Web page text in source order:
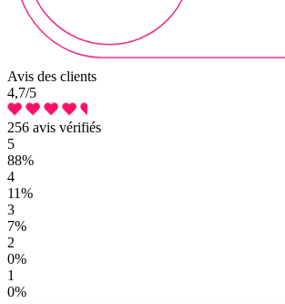
Avis des clients
4,7/5
256 avis vérifiés
5
88%
4
11%
3
7%
2
0%
1
0%